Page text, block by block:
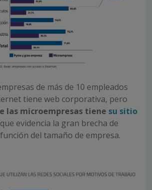
de más de 10 empleados
tiene web corporativa, pero
las microempresas tiene su sitio
evidencia la gran brecha de
del tamaño de empresa.